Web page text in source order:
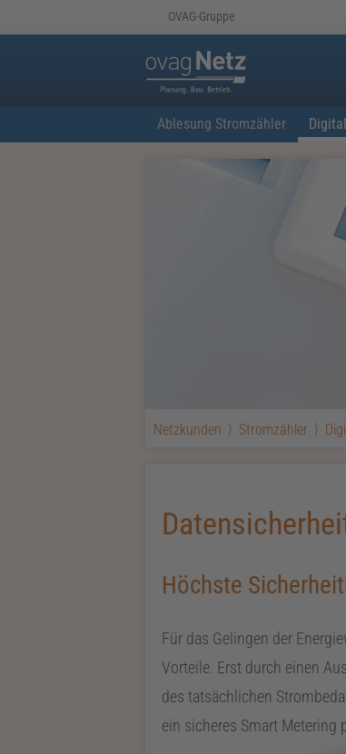
OVAG-Gruppe
Ablesung Stromzähler
Netzkunden Stromzähler
Höchste
Für das Gelingen der
Vorteile. Erst durch einen
des tatsächlichen
ein sicheres Smart